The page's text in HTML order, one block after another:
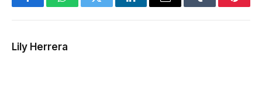
FacebookWhatsAppTwitter LinkedInEmail Tumblr
Lily Herrera